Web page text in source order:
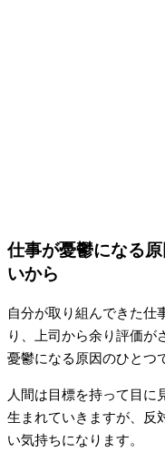
仕事が憂鬱になる
いから
自分が取り組んできた仕
り、上司から余り評価が
憂鬱になる原因のひとつ
人間は目標を持って目に
生まれていきますが、反
い気持ちになります。